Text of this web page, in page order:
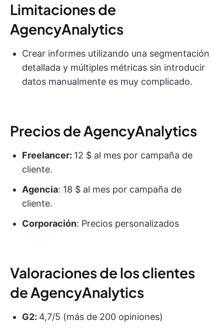
Limitaciones de
AgencyAnalytics
Crear informes utilizando una segmentación
detallada y múltiples métricas sin introducir
datos manualmente es muy complicado.
Precios de AgencyAnalytics
Freelancer: 12 $ al mes por campaña de
cliente.
Agencia: 18 $ al mes por campaña de
cliente.
Corporación: Precios personalizados
Valoraciones de los clientes
de AgencyAnalytics
G2: 4,7/5 (más de 200 opiniones)